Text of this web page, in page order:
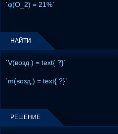
`φ(O_2) = 21%`
НАЙТИ
`V(возд.) = text{ ?}`
`m(возд.) = text{ ?}`
РЕШЕНИЕ